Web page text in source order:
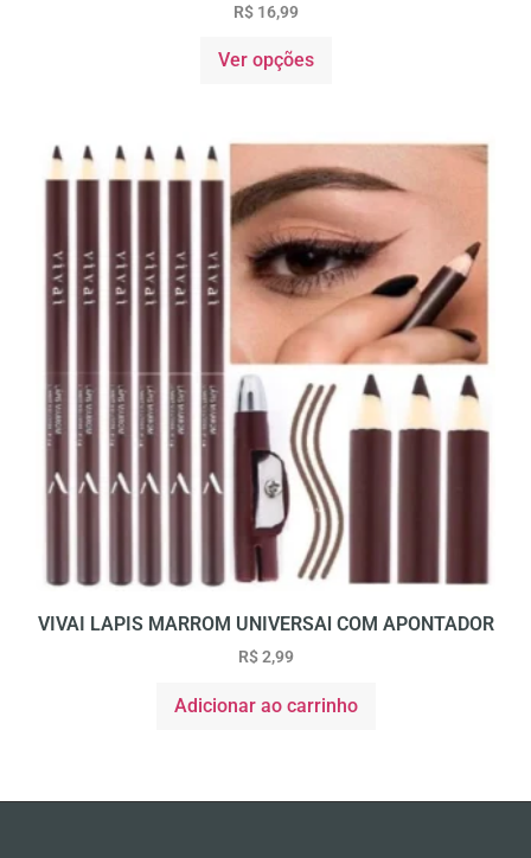
R$16,99
Ver opções
VIVAI LAPIS MARROM UNIVERSAl COM APONTADOR
R$2,99
Adicionar ao carrinho